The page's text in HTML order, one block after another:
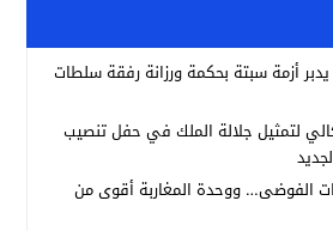
أزمة سبتة بحكمة ورزانة رفقة سلطات
لتمثيل جلالة الملك في حفل تنصيب
الفوضى… ووحدة المغاربة أقوى من